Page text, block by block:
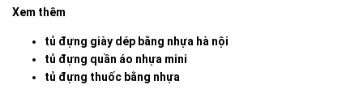
Xem thêm
tủ đựng giày dép bằng nhựa hà nội
tủ đựng quần áo nhựa mini
tủ đựng thuốc bằng nhựa